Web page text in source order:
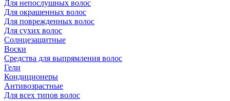
Для непослушных волос
Для окрашенных волос
Для поврежденных волос
Для сухих волос
Солнцезащитные
Воски
Средства для выпрямления волос
Гели
Кондиционеры
Антивозрастные
Для всех типов волос